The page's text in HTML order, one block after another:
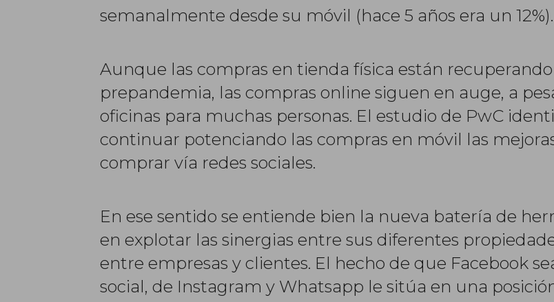
semanalmente desde su móvil (hace 5 años era un 12%).
Aunque las compras en tienda física están
prepandemia, las compras online siguen en auge, a
oficinas para muchas personas. El estudio de PwC
continuar potenciando las compras en móvil las
comprar vía redes sociales.
En ese sentido se entiende bien la nueva batería de
en explotar las sinergias entre sus diferentes
entre empresas y clientes. El hecho de que Facebook
social, de Instagram y Whatsapp le sitúa en una